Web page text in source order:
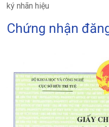
đồng
tận
ký nhãn hiệu
Chứng nhận